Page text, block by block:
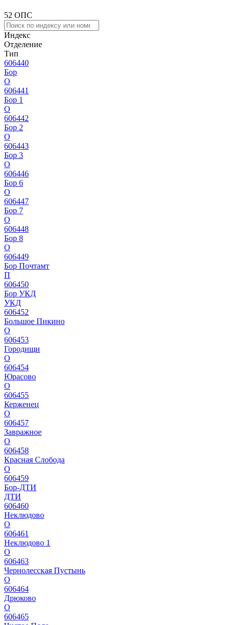
52 ОПС
Индекс
Отделение
Тип
606440
Бор
О
606441
Бор 1
О
606442
Бор 2
О
606443
Бор 3
О
606446
Бор 6
О
606447
Бор 7
О
606448
Бор 8
О
606449
Бор Почтамт
П
606450
Бор УКД
УКД
606452
Большое Пикино
О
606453
Городищи
О
606454
Юрасово
О
606455
Керженец
О
606457
Завражное
О
606458
Красная Слобода
О
606459
Бор-ДТИ
ДТИ
606460
Неклюдово
О
606461
Неклюдово 1
О
606463
Чернолесская Пустынь
О
606464
Дрюково
О
606465